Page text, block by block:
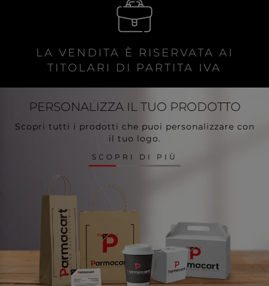
LA VENDITA È RISERVATA AI
TITOLARI DI PARTITA IVA
PERSONALIZZA IL TUO PRODOTTO
Scopri tutti i prodotti che puoi personalizzare con
il tuo logo.
SCOPRI DI PIÙ